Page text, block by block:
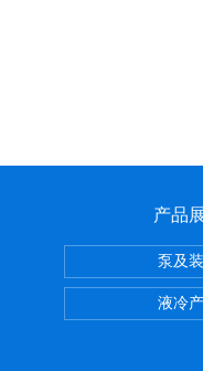
产品
泵及
液冷